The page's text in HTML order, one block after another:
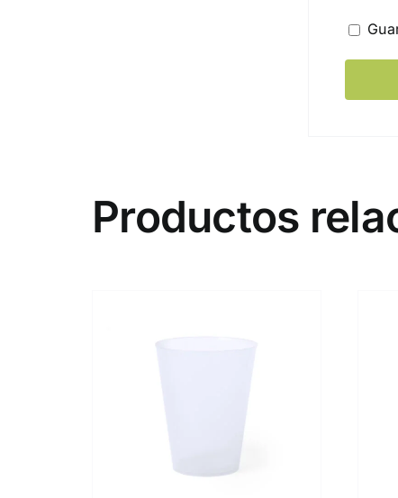
Productos